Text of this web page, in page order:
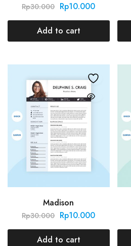
Rp30.000 Rp10.000
Add to cart
Madison
Rp30.000 Rp10.000
Add to cart